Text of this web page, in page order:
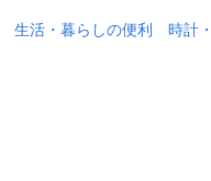
生活・暮らしの便利 時計